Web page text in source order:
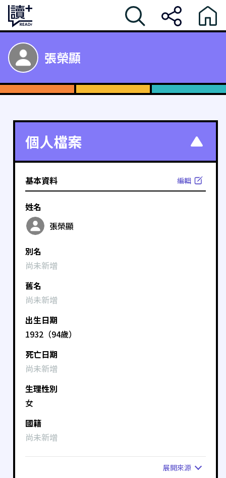
張榮顯
個人檔案
基本資料 編輯
姓名
張榮顯
別名
尚未新增
舊名
尚未新增
出生日期
1932（94歲）
死亡日期
尚未新增
生理性別
女
國籍
尚未新增
展開來源